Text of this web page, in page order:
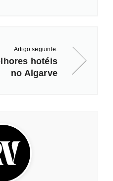
Artigo seguinte:
hotéis
no Algarve